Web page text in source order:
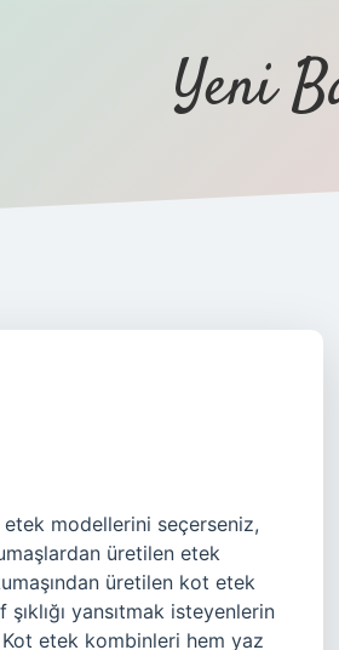
Yeni
etek modellerini seçerseniz,
üretilen etek
üretilen kot etek
yansıtmak isteyenlerin
etek kombinleri hem yaz